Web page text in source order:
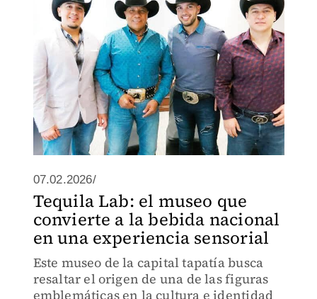
07.02.2026/
Tequila Lab: el museo que
convierte a la bebida nacional
en una experiencia sensorial
Este museo de la capital tapatía busca
resaltar el origen de una de las figuras
emblemáticas en la cultura e identidad